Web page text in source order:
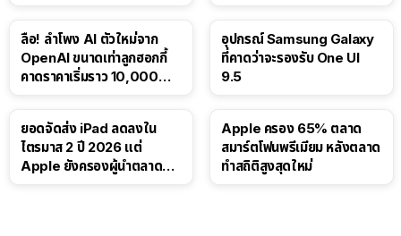
ลือ! ลำโพง AI ตัวใหม่จาก
OpenAI ขนาดเท่าลูกฮอกกี้
คาดราคาเริ่มราว 10,000
อุปกรณ์ Samsung Galaxy
ที่คาดว่าจะรองรับ One UI
9.5
ยอดจัดส่ง iPad ลดลงใน
ไตรมาส 2 ปี 2026 แต่
Apple ยังครองผู้นำตลาด
Apple ครอง 65% ตลาด
สมาร์ตโฟนพรีเมียม หลังตลาด
ทำสถิติสูงสุดใหม่